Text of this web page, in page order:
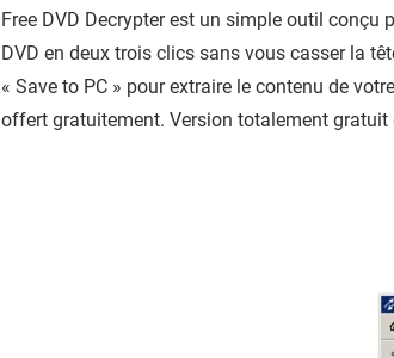
Free DVD Decrypter est un simple outil conçu
DVD en deux trois clics sans vous casser la
« Save to PC » pour extraire le contenu de
offert gratuitement. Version totalement